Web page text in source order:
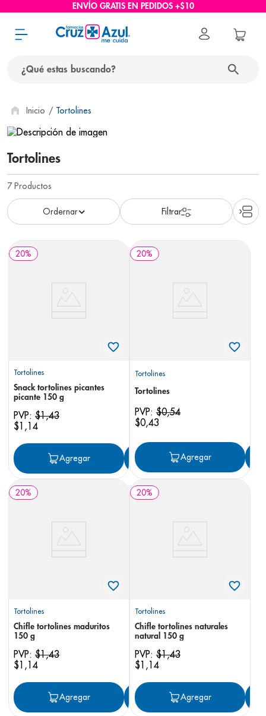
ENVÍO GRATIS EN PEDIDOS +$10
Tortolines
Tortolines
7Productos
20%
Tortolines
Snack tortolines picantes
picante 150 g
PVP: $1,43
$1 ,14
Agregar Agregar
20%
Tortolines
Tortolines
PVP: $0,54
$0,43
Agregar
20%
Tortolines
Chifle tortolines maduritos
150 g
PVP: $1,43
$1 ,14
Agregar Agregar
20%
Tortolines
Chifle tortolines naturales
natural 150 g
PVP: $1,43
$1 ,14
Agregar
términos más buscados
1. protector solar
2. pañales
3. eucerin
4. cerave
nivea
6. bioderma
7.
pediasure
panolini